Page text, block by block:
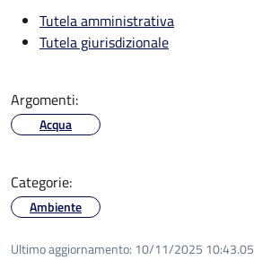
Tutela amministrativa
Tutela giurisdizionale
Argomenti:
Acqua
Categorie:
Ambiente
Ultimo aggiornamento: 10/11/2025 10:43.05